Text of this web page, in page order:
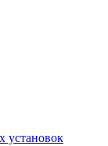
установок